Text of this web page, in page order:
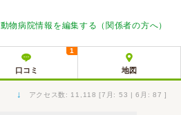
動物病院情報を編集する（関係者の方へ）
口コミ
1
地図
↓ アクセス数: 11,118 [7月: 53 | 6月: 87 ]